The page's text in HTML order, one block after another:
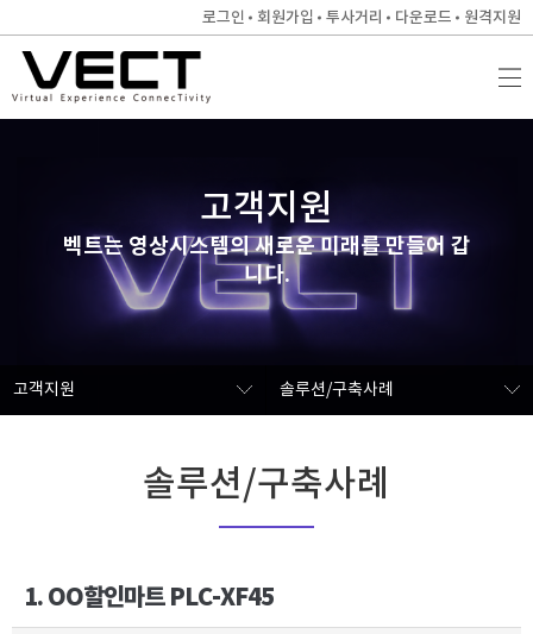
로그인 회원가입 투사거리 다운로드 원격지원
고객지원
벡트는 영상시스템의 새로운 미래를 만들어 갑
니다.
고객지원 솔루션/구축사례
솔루션/구축사례
1. OO할인마트 PLC-XF45